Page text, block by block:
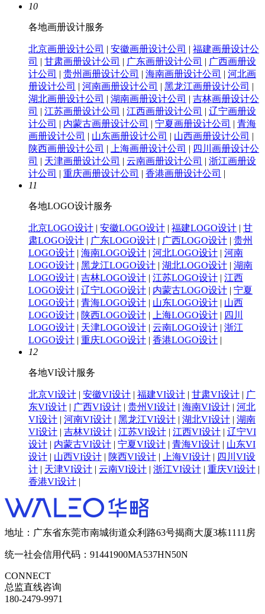
10
各地画册设计服务
北京画册设计公司 | 安徽画册设计公司 | 福建画册设计公
司 | 甘肃画册设计公司 | 广东画册设计公司 | 广西画册设
计公司 | 贵州画册设计公司 | 海南画册设计公司 | 河北画
册设计公司 | 河南画册设计公司 | 黑龙江画册设计公司 |
湖北画册设计公司 | 湖南画册设计公司 | 吉林画册设计公
司 | 江苏画册设计公司 | 江西画册设计公司 | 辽宁画册设
计公司 | 内蒙古画册设计公司 | 宁夏画册设计公司 | 青海
画册设计公司 | 山东画册设计公司 | 山西画册设计公司 |
陕西画册设计公司 | 上海画册设计公司 | 四川画册设计公
司 | 天津画册设计公司 | 云南画册设计公司 | 浙江画册设
计公司 | 重庆画册设计公司 | 香港画册设计公司 |
11
各地LOGO设计服务
北京LOGO设计 | 安徽LOGO设计 | 福建LOGO设计 | 甘
肃LOGO设计 | 广东LOGO设计 | 广西LOGO设计 | 贵州
LOGO设计 | 海南LOGO设计 | 河北LOGO设计 | 河南
LOGO设计 | 黑龙江LOGO设计 | 湖北LOGO设计 | 湖南
LOGO设计 | 吉林LOGO设计 | 江苏LOGO设计 | 江西
LOGO设计 | 辽宁LOGO设计 | 内蒙古LOGO设计 | 宁夏
LOGO设计 | 青海LOGO设计 | 山东LOGO设计 | 山西
LOGO设计 | 陕西LOGO设计 | 上海LOGO设计 | 四川
LOGO设计 | 天津LOGO设计 | 云南LOGO设计 | 浙江
LOGO设计 | 重庆LOGO设计 | 香港LOGO设计 |
12
各地VI设计服务
北京VI设计 | 安徽VI设计 | 福建VI设计 | 甘肃VI设计 | 广
东VI设计 | 广西VI设计 | 贵州VI设计 | 海南VI设计 | 河北
VI设计 | 河南VI设计 | 黑龙江VI设计 | 湖北VI设计 | 湖南
VI设计 | 吉林VI设计 | 江苏VI设计 | 江西VI设计 | 辽宁VI
设计 | 内蒙古VI设计 | 宁夏VI设计 | 青海VI设计 | 山东VI
设计 | 山西VI设计 | 陕西VI设计 | 上海VI设计 | 四川VI设
计 | 天津VI设计 | 云南VI设计 | 浙江VI设计 | 重庆VI设计 |
香港VI设计 |
地址：广东省东莞市南城街道众利路63号揭商大厦3栋1111房
统一社会信用代码：91441900MA537HN50N
CONNECT
总监直线咨询
180-2479-9971